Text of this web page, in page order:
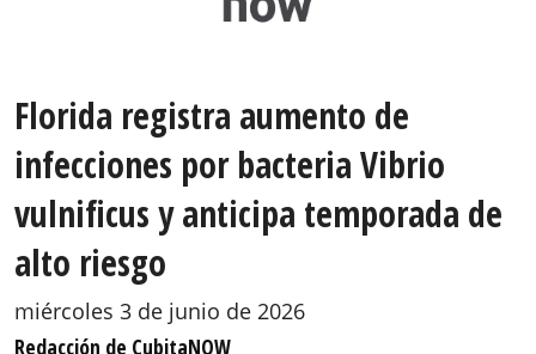
Florida registra aumento de
infecciones por bacteria Vibrio
vulnificus y anticipa temporada de
alto riesgo
miércoles 3 de junio de 2026
Redacción de CubitaNOW